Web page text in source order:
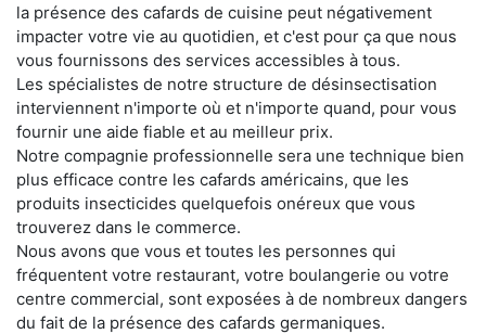
la présence des cafards de cuisine peut négativement
impacter votre vie au quotidien, et c'est pour ça que nous
vous fournissons des services accessibles à tous.
Les spécialistes de notre structure de désinsectisation
interviennent n'importe où et n'importe quand, pour vous
fournir une aide fiable et au meilleur prix.
Notre compagnie professionnelle sera une technique bien
plus efficace contre les cafards américains, que les
produits insecticides quelquefois onéreux que vous
trouverez dans le commerce.
Nous avons que vous et toutes les personnes qui
fréquentent votre restaurant, votre boulangerie ou votre
centre commercial, sont exposées à de nombreux dangers
du fait de la présence des cafards germaniques.